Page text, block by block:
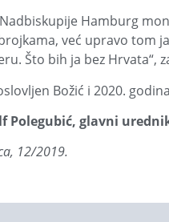
Hamburg
već upravo tom
Što bih ja bez Hrvata“,
Božić i 2020.
Polegubić, glavni
12/2019.